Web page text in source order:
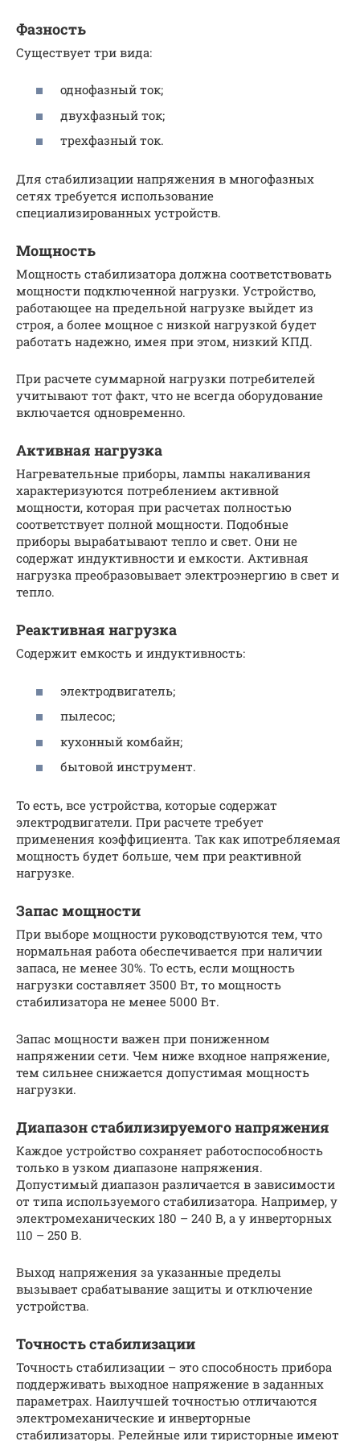
Фазность
Существует три вида:
однофазный ток;
двухфазный ток;
трехфазный ток.
Для стабилизации напряжения в многофазных
сетях требуется использование
специализированных устройств.
Мощность
Мощность стабилизатора должна соответствовать
мощности подключенной нагрузки. Устройство,
работающее на предельной нагрузке выйдет из
строя, а более мощное с низкой нагрузкой будет
работать надежно, имея при этом, низкий КПД.
При расчете суммарной нагрузки потребителей
учитывают тот факт, что не всегда оборудование
включается одновременно.
Активная нагрузка
Нагревательные приборы, лампы накаливания
характеризуются потреблением активной
мощности, которая при расчетах полностью
соответствует полной мощности. Подобные
приборы вырабатывают тепло и свет. Они не
содержат индуктивности и емкости. Активная
нагрузка преобразовывает электроэнергию в свет и
тепло.
Реактивная нагрузка
Содержит емкость и индуктивность:
электродвигатель;
пылесос;
кухонный комбайн;
бытовой инструмент.
То есть, все устройства, которые содержат
электродвигатели. При расчете требует
применения коэффициента. Так как ипотребляемая
мощность будет больше, чем при реактивной
нагрузке.
Запас мощности
При выборе мощности руководствуются тем, что
нормальная работа обеспечивается при наличии
запаса, не менее 30%. То есть, если мощность
нагрузки составляет 3500 Вт, то мощность
стабилизатора не менее 5000 Вт.
Запас мощности важен при пониженном
напряжении сети. Чем ниже входное напряжение,
тем сильнее снижается допустимая мощность
нагрузки.
Диапазон стабилизируемого напряжения
Каждое устройство сохраняет работоспособность
только в узком диапазоне напряжения.
Допустимый диапазон различается в зависимости
от типа используемого стабилизатора. Например, у
электромеханических 180 – 240 В, а у инверторных
110 – 250 В.
Выход напряжения за указанные пределы
вызывает срабатывание защиты и отключение
устройства.
Точность стабилизации
Точность стабилизации – это способность прибора
поддерживать выходное напряжение в заданных
параметрах. Наилучшей точностью отличаются
электромеханические и инверторные
стабилизаторы. Релейные или тиристорные имеют